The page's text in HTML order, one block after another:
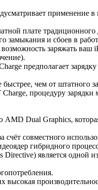
применение
плате традиционного
замыкания и сбоев в
заряжать ваш
предполагает
чем от штатного
процедуру
Dual Graphics,
совместного
гибридного
является одной